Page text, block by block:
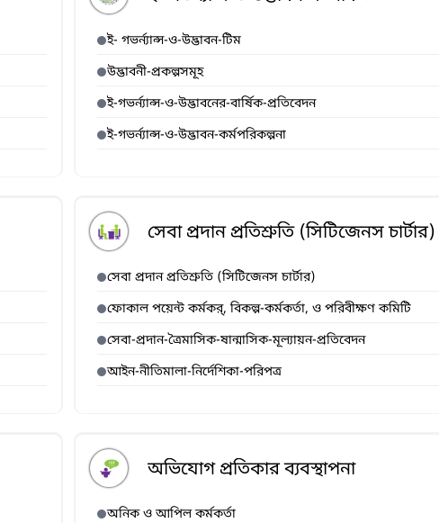
ই- গভর্ন্যান্স-ও-উদ্ভাবন-টিম
উদ্ভাবনী-প্রকল্পসমূহ
ই-গভর্ন্যান্স-ও-উদ্ভাবনের-বার্ষিক-প্রতিবেদন
ই-গভর্ন্যান্স-ও-উদ্ভাবন-কর্মপরিকল্পনা
সেবা প্রদান প্রতিশ্রুতি (সিটিজেনস চার্টার)
সেবা প্রদান প্রতিশ্রুতি (সিটিজেনস চার্টার)
ফোকাল পয়েন্ট কর্মকর্, বিকল্প-কর্মকর্তা, ও পরিবীক্ষণ কমিটি
সেবা-প্রদান-ত্রৈমাসিক-ষান্মাসিক-মূল্যায়ন-প্রতিবেদন
আইন-নীতিমালা-নির্দেশিকা-পরিপত্র
অভিযোগ প্রতিকার ব্যবস্থাপনা
অনিক ও আপিল কর্মকর্তা